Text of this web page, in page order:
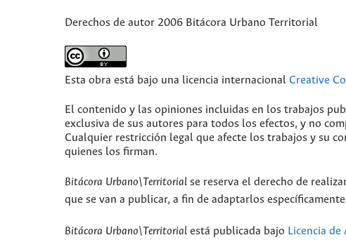
Derechos de autor 2006 Bitácora Urbano Territorial
Esta obra está bajo una licencia internacional Creative
El contenido y las opiniones incluidas en los trabajos
exclusiva de sus autores para todos los efectos, y no
Cualquier restricción legal que afecte los trabajos y su
quienes los firman.
Bitácora Urbano\Territorial se reserva el derecho de
que se van a publicar, a fin de adaptarlos
Bitácora Urbano\Territorial está publicada bajo Licencia